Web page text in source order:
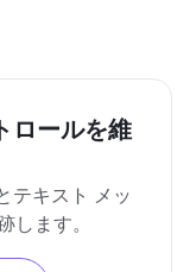
ロールを維
テキスト メッ
ます。